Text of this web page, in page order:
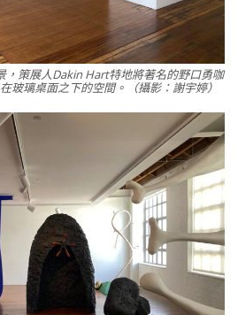
，策展人Dakin Hart特地將著名的野口勇咖
玻璃桌面之下的空間。（攝影：謝宇婷）